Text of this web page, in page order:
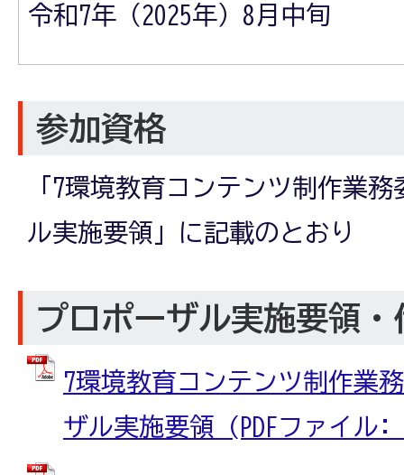
令和7年（2025年）8月中旬
参加資格
「7環境教育コンテンツ制作業
ル実施要領」に記載のとおり
プロポーザル実施要領・
7環境教育コンテンツ制作業
ザル実施要領 (PDFファイル: